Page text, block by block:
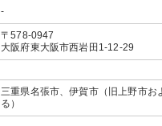
-
〒578-0947
大阪府東大阪市西岩田1-12-29
三重県名張市、伊賀市（旧上野市お
る）